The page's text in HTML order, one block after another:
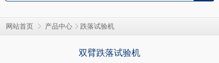
网站首页 产品中心 跌落试验机
双臂跌落试验机